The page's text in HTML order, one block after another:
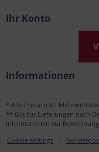
Ihr Konto
Informationen
* Alle Preise inkl.
** Gilt für Lieferungen nach
Informationen zur
Cookie settings